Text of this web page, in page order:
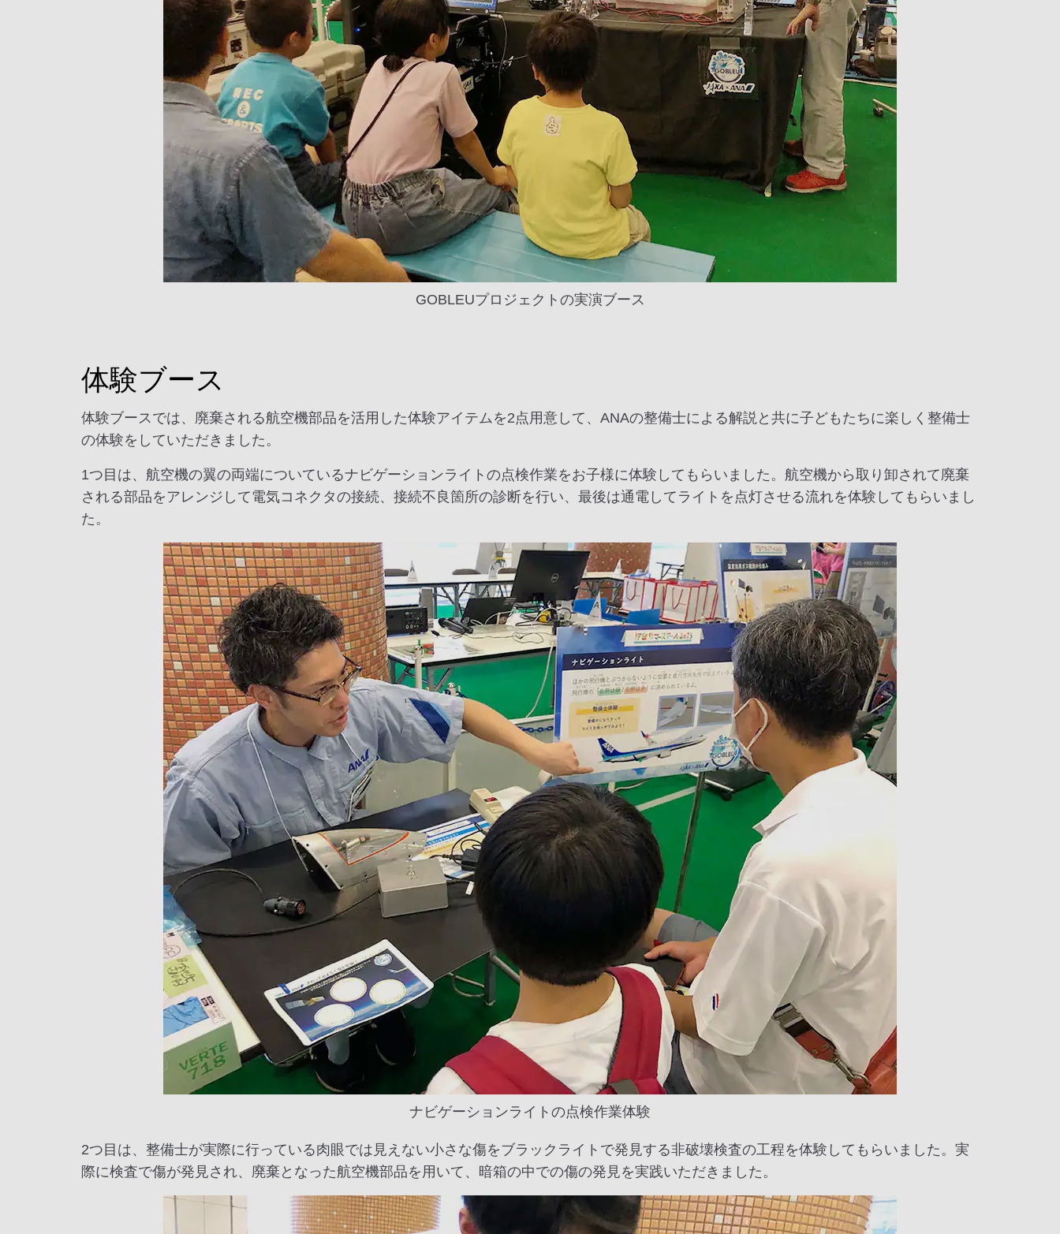
GOBLEUプロジェクトの実演ブース
体験ブース
体験ブースでは、廃棄される航空機部品を活用した体験アイテムを2点用意して、ANAの整備士による解説と共に子どもたちに楽しく整備士
の体験をしていただきました。
1つ目は、航空機の翼の両端についているナビゲーションライトの点検作業をお子様に体験してもらいました。航空機から取り卸されて廃棄
される部品をアレンジして電気コネクタの接続、接続不良箇所の診断を行い、最後は通電してライトを点灯させる流れを体験してもらいまし
た。
ナビゲーションライトの点検作業体験
2つ目は、整備士が実際に行っている肉眼では見えない小さな傷をブラックライトで発見する非破壊検査の工程を体験してもらいました。実
際に検査で傷が発見され、廃棄となった航空機部品を用いて、暗箱の中での傷の発見を実践いただきました。